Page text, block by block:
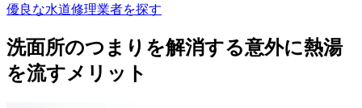
優良な水道修理業者を探す
洗面所のつまりを解消する意外に熱湯
を流すメリット